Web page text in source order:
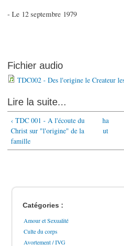
- Le 12 septembre 1979
Fichier audio
TDC002 - Des l'origine le Createur
Lire la suite...
‹ TDC 001 - A l'écoute du
Christ sur "l'origine" de la
famille
ha
ut
Catégories :
Amour et Sexualité
Culte du corps
Avortement / IVG